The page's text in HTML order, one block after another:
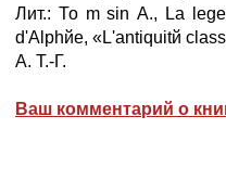
Лит.: То m sin А., La
d'Alphйe, «L'antiquitй
А. Т.-Г.
Ваш комментарий о